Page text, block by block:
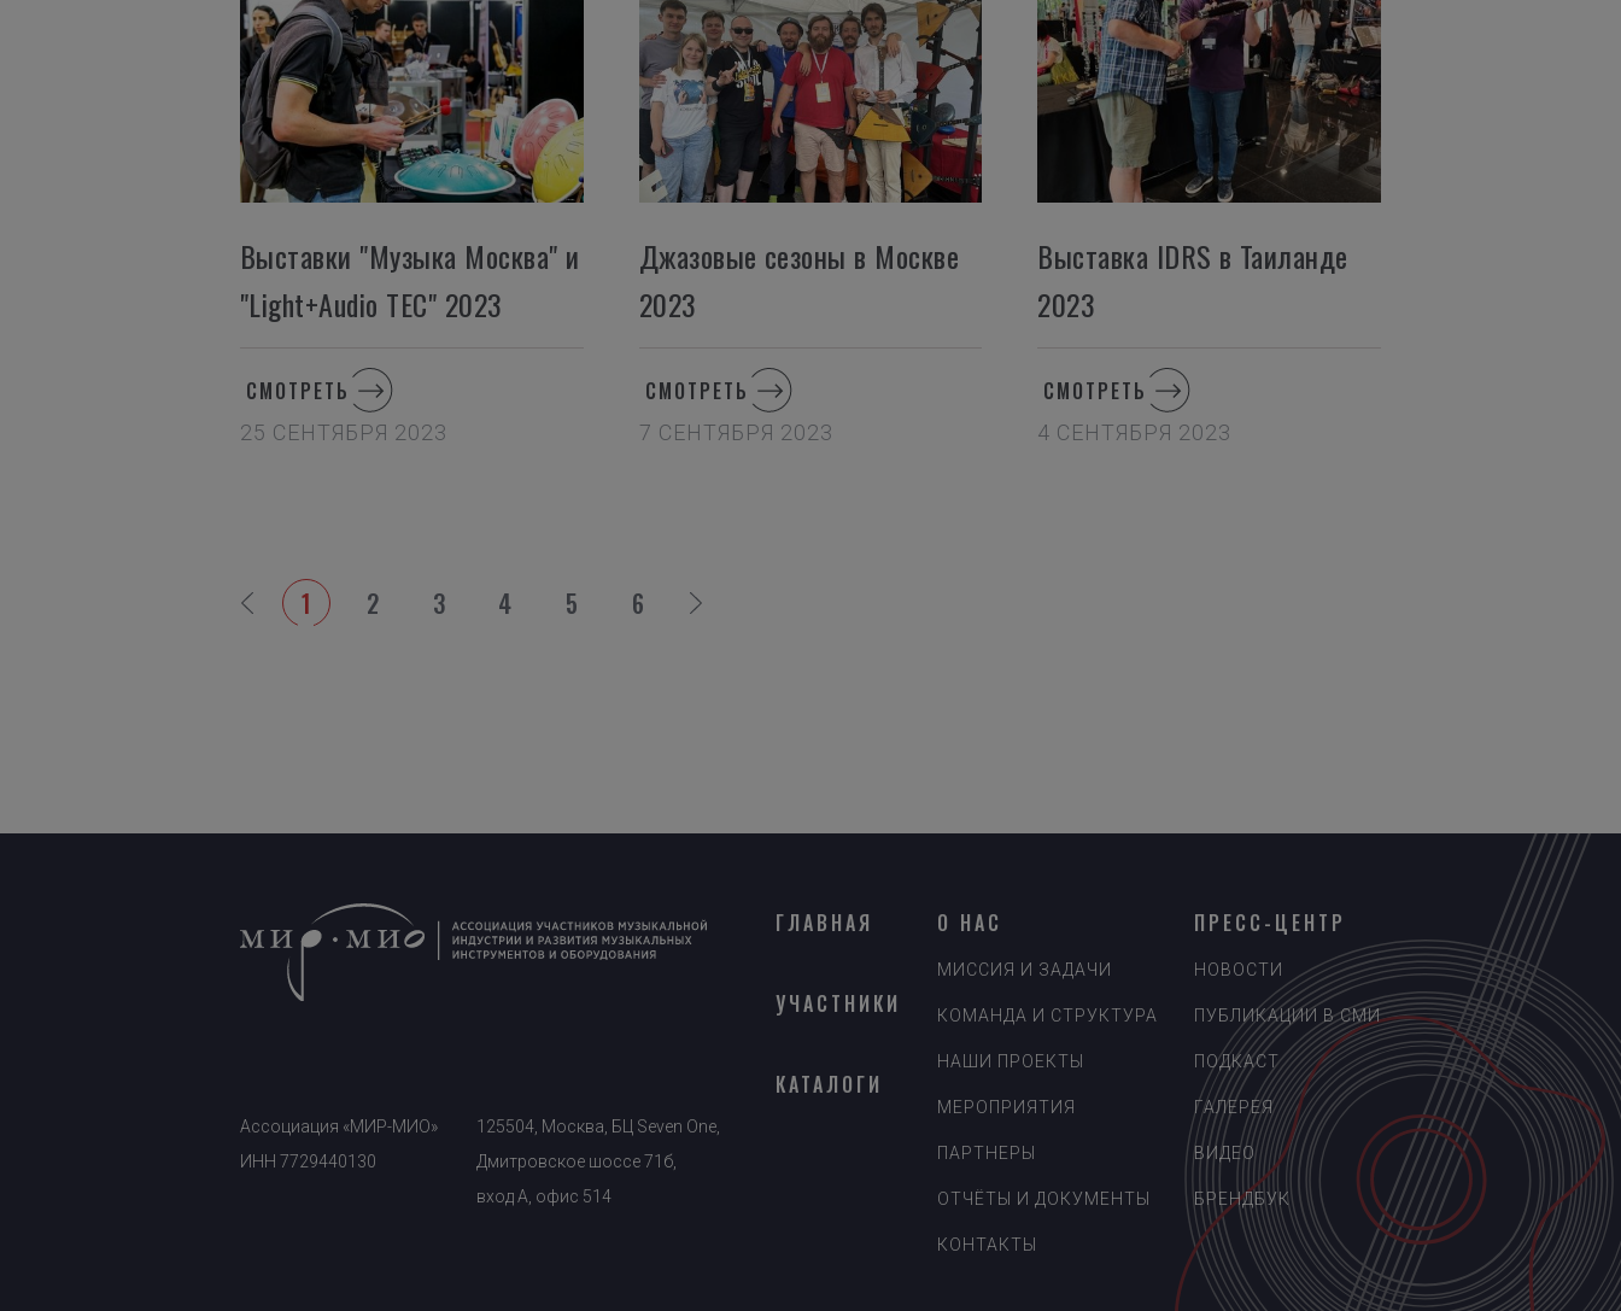
Выставки "Музыка Москва" и
"Light+Audio TEC" 2023
СМОТРЕТЬ
25 СЕНТЯБРЯ 2023
Джазовые сезоны в Москве
2023
СМОТРЕТЬ
7 СЕНТЯБРЯ 2023
Выставка IDRS в Таиланде
2023
СМОТРЕТЬ
4 СЕНТЯБРЯ 2023
1 2 3 4 5 6
Ассоциация «МИР-МИО»
ИНН 7729440130
125504, Москва, БЦ Seven One,
Дмитровское шоссе 71б,
вход A, офис 514
ГЛАВНАЯ
УЧАСТНИКИ
КАТАЛОГИ
О НАС
МИССИЯ И ЗАДАЧИ
КОМАНДА И СТРУКТУРА
НАШИ ПРОЕКТЫ
МЕРОПРИЯТИЯ
ПАРТНЕРЫ
ОТЧЁТЫ И ДОКУМЕНТЫ
КОНТАКТЫ
ПРЕСС-ЦЕНТР
НОВОСТИ
ПУБЛИКАЦИИ В СМИ
ПОДКАСТ
ГАЛЕРЕЯ
ВИДЕО
БРЕНДБУК